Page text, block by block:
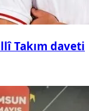
Takım daveti